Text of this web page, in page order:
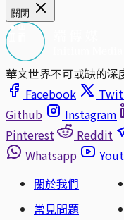
關閉
華文世界不可或缺的深
Facebook
Github
Instagram
Pinterest
Reddit
Whatsapp
關於我們
常見問題